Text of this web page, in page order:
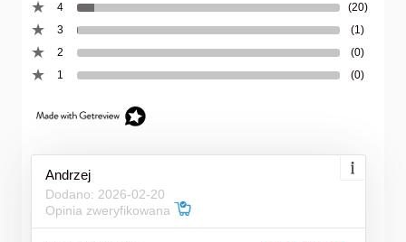
4
(20)
3
(1)
2
(0)
1
(0)
Andrzej
Dodano: 2026-02-20
Opinia zweryfikowana